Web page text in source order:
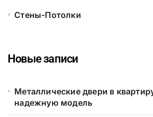
Стены-Потолки
Новые записи
Металлические двери в
надежную модель